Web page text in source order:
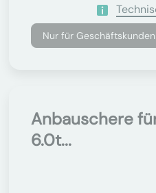
Nur für Geschäftskunden
Anbauschere
6.0t...